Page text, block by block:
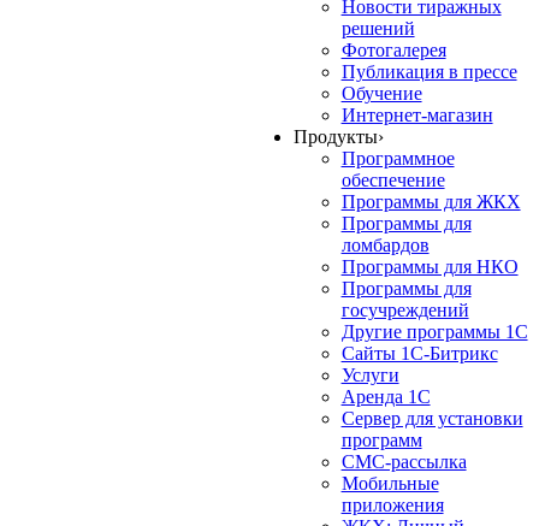
Новости тиражных
решений
Фотогалерея
Публикация в прессе
Обучение
Интернет-магазин
Продукты›
Программное
обеспечение
Программы для ЖКХ
Программы для
ломбардов
Программы для НКО
Программы для
госучреждений
Другие программы 1С
Сайты 1С-Битрикс
Услуги
Аренда 1С
Сервер для установки
программ
СМС-рассылка
Мобильные
приложения